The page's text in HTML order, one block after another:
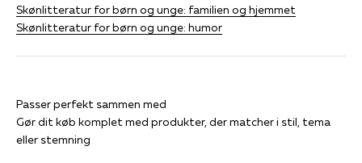
Skønlitteratur for børn og unge: familien og hjemmet
Skønlitteratur for børn og unge: humor
Gør dit køb komplet med produkter, der matcher i stil, tema
eller stemning